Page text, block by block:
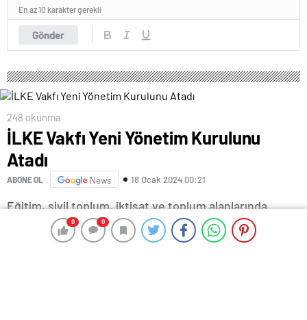
0 0
Gönder
En az 10 karakter gerekli
248 okunma
İLKE Vakfı Yeni Yönetim Kurulunu
Atadı
ABONE OL News 18 Ocak 2024 00:21
0 0
Eğitim, sivil toplum, iktisat ve toplum alanlarında
araştırma ve yayın faaliyetleri yürüten İLKE Vakfı’nda
Mütevelli Heyet yeni yönetim kurulunu atadı. Yönetim